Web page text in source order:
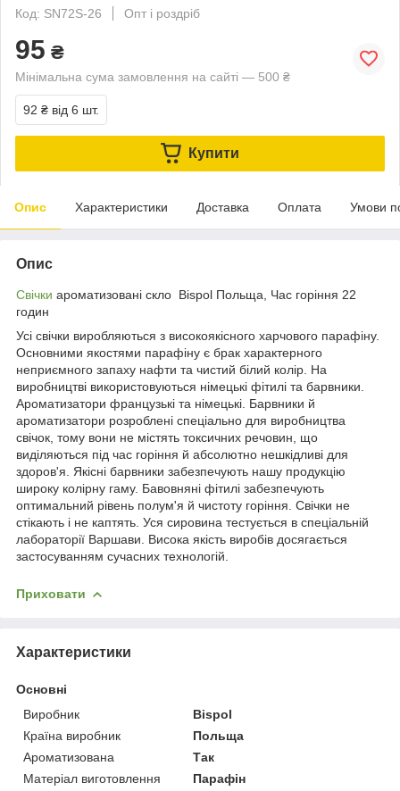
Код: SN72S-26
Опт і роздріб
95 ₴
Мінімальна сума замовлення на сайті — 500 ₴
92 ₴ від 6 шт.
Купити
Опис Характеристики Доставка Оплата Умови
Опис
Свічки ароматизовані скло Bispol Польща, Час горіння 22
годин
Усі свічки виробляються з високоякісного харчового парафіну.
Основними якостями парафіну є брак характерного
неприємного запаху нафти та чистий білий колір. На
виробництві використовуються німецькі фітилі та барвники.
Ароматизатори французькі та німецькі. Барвники й
ароматизатори розроблені спеціально для виробництва
свічок, тому вони не містять токсичних речовин, що
виділяються під час горіння й абсолютно нешкідливі для
здоров'я. Якісні барвники забезпечують нашу продукцію
широку колірну гаму. Бавовняні фітилі забезпечують
оптимальний рівень полум'я й чистоту горіння. Свічки не
стікають і не каптять. Уся сировина тестується в спеціальній
лабораторії Варшави. Висока якість виробів досягається
застосуванням сучасних технологій.
Приховати
Характеристики
Основні
Виробник
Bispol
Країна виробник
Польща
Ароматизована
Так
Матеріал виготовлення
Парафін